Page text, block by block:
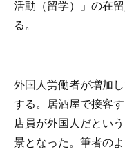
活動（留学）」の在
る。
外国人労働者が増加
する。居酒屋で接客
店員が外国人だとい
景となった。筆者の